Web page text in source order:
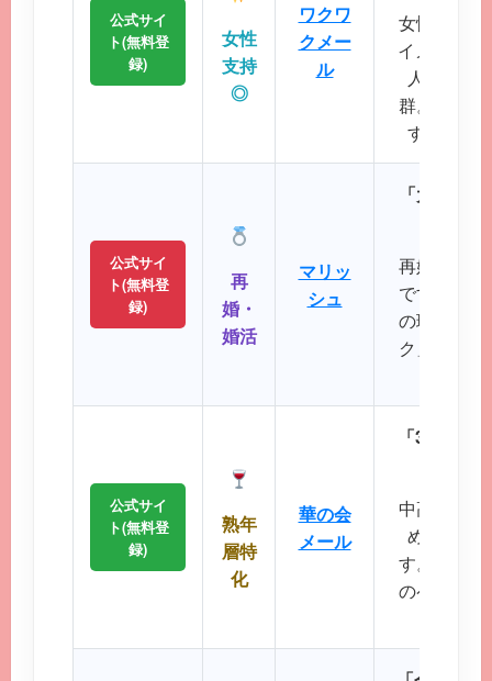
公式サイ
ト(無料登
録)
女性
支持
◎
ワクワ
クメー
ル
女性誌に
イメージ
人サポー
群。初め
すい操作
公式サイ
ト(無料登
録)
再
婚・
婚活
マリッ
シュ
「大人の
再婚や婚
です。バ
の理解を
ク」など
公式サイ
ト(無料登
録)
熟年
層特
化
華の会
メール
「30代後
中高年層
め、同世
す。周囲
のペース